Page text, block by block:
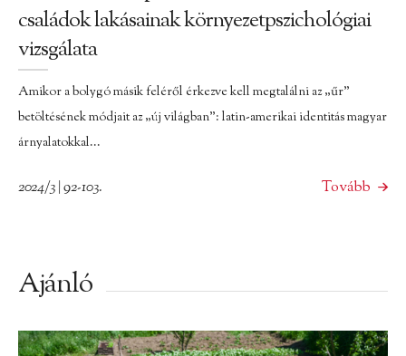
családok lakásainak környezetpszichológiai
vizsgálata
Amikor a bolygó másik feléről érkezve kell megtalálni az „űr”
betöltésének módjait az „új világban”: latin-amerikai identitás magyar
árnyalatokkal...
2024/3 | 92-103. Tovább
Ajánló